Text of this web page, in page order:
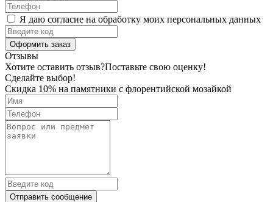
Я даю согласие на обработку моих персональных данных
Оформить заказ
Отзывы
Хотите оставить отзыв?Поставьте свою оценку!
Сделайте выбор!
Скидка 10% на памятники с флорентийской мозайкой
Отправить сообщение